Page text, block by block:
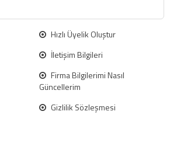
Hızlı Üyelik Oluştur
İletişim Bilgileri
Firma Bilgilerimi Nasıl
Güncellerim
Gizlilik Sözleşmesi